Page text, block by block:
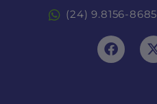
(24) 9.8156-8685